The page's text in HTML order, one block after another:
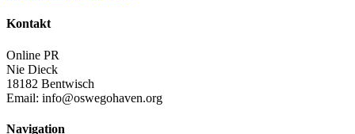
Kontakt
Online PR
Nie Dieck
18182 Bentwisch
Email: info@oswegohaven.org
Navigation